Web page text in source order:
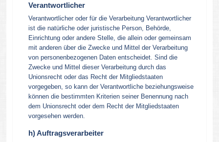
Verantwortlicher
Verantwortlicher oder für die Verarbeitung Verantwortlicher
ist die natürliche oder juristische Person, Behörde,
Einrichtung oder andere Stelle, die allein oder gemeinsam
mit anderen über die Zwecke und Mittel der Verarbeitung
von personenbezogenen Daten entscheidet. Sind die
Zwecke und Mittel dieser Verarbeitung durch das
Unionsrecht oder das Recht der Mitgliedstaaten
vorgegeben, so kann der Verantwortliche beziehungsweise
können die bestimmten Kriterien seiner Benennung nach
dem Unionsrecht oder dem Recht der Mitgliedstaaten
vorgesehen werden.
h) Auftragsverarbeiter